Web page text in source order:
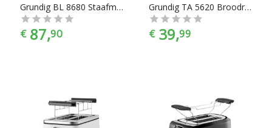
jouw keukeninrichting past.Grundig BL 8680 Staafmixer 850 W met mixbeker, met hakmolenopzet, met garde RVS, Zwart
€ 87,90
Grundig TA 5620 Broodrooster
€ 39,99